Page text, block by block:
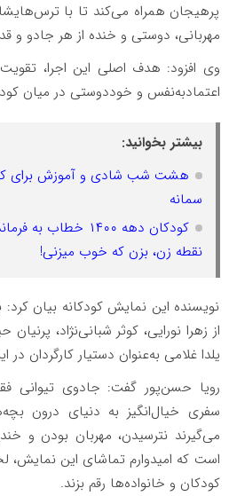
پرهیجان همراه می‌کند تا با
مهربانی، دوستی و خنده از هر جادو و
وی افزود: هدف اصلی این اجرا،
اعتمادبه‌نفس و خوددوستی در میان
بیشتر بخوانید:
هشت شب شادی و آموزش برای
سمانه
کودکان دهه ۱۴۰۰
نقطه زن، بزن که خوب میزنی!
نویسنده این نمایش کودکانه بیان کرد:
از زهرا نورایی، کوثر شبانی‌نژاد،
یلدا غلامی به‌عنوان دستیار کارگردان
رویا حسن‌پور گفت: جادوی تیوانی
سفری خیال‌انگیز به دنیای درون
می‌گیرند نترسیدن، مهربان بودن و
است که امیدوارم تماشای این نمایش،
کودکان و خانواده‌ها رقم بزند.